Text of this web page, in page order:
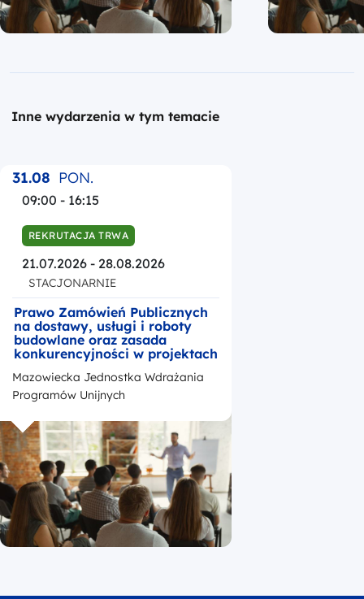
Inne wydarzenia w tym temacie
31.08 PON.
09:00 - 16:15
REKRUTACJA TRWA
21.07.2026 - 28.08.2026
STACJONARNIE
Prawo Zamówień Publicznych
na dostawy, usługi i roboty
budowlane oraz zasada
konkurencyjności w projektach
unijnych realizowanych w
ramach Funduszy Europejskich
dla Mazowsza na lata 2021-
Mazowiecka Jednostka Wdrażania
Programów Unijnych